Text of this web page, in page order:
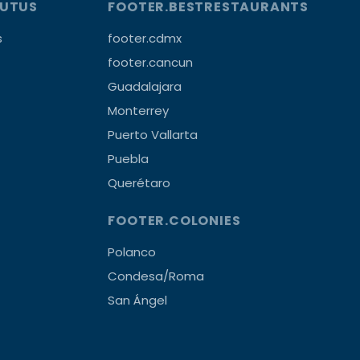
FOOTER.BESTRESTAURANTS
footer.cdmx
footer.cancun
Guadalajara
Monterrey
Puerto Vallarta
Puebla
Querétaro
FOOTER.COLONIES
Polanco
Condesa/Roma
San Ángel